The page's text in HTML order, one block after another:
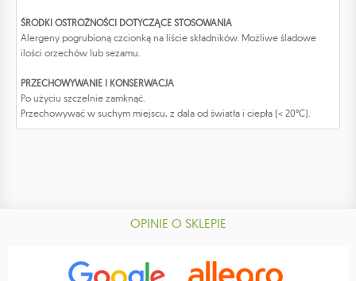
ŚRODKI OSTROŻNOŚCI DOTYCZĄCE STOSOWANIA
Alergeny pogrubioną czcionką na liście składników. Możliwe śladowe
ilości orzechów lub sezamu.
PRZECHOWYWANIE I KONSERWACJA
Po użyciu szczelnie zamknąć.
Przechowywać w suchym miejscu, z dala od światła i ciepła (< 20°C).
OPINIE O SKLEPIE